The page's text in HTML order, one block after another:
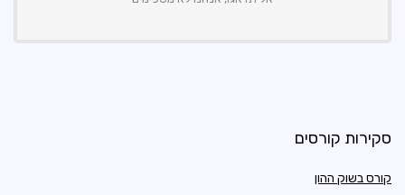
סקירות קורסים
קורס בשוק ההון